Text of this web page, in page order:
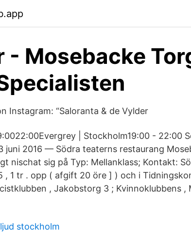
- Mosebacke
Instagram: “Saloranta & de Vylder
| Stockholm19:00 - 22:00
juni 2016 — Södra teaterns restaurang
nischat sig på Typ: Mellanklass; Kontakt:
, 1 tr . opp ( afgift 20 öre ] ) och i
, Jakobstorg 3 ; Kvinnoklubbens ,
stockholm